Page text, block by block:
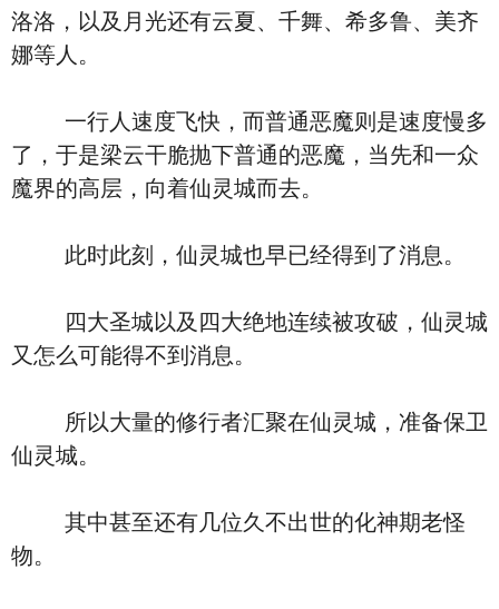
洛洛，以及月光还有云夏、千舞、希多鲁、美齐
娜等人。
一行人速度飞快，而普通恶魔则是速度慢多
了，于是梁云干脆抛下普通的恶魔，当先和一众
魔界的高层，向着仙灵城而去。
此时此刻，仙灵城也早已经得到了消息。
四大圣城以及四大绝地连续被攻破，仙灵城
又怎么可能得不到消息。
所以大量的修行者汇聚在仙灵城，准备保卫
仙灵城。
其中甚至还有几位久不出世的化神期老怪
物。